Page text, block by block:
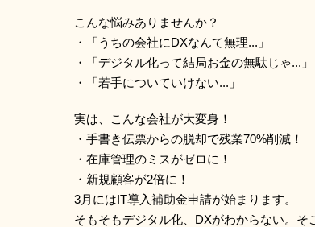
こんな悩みありませんか？
・「うちの会社にDXなんて無理...」
・「デジタル化って結局お金の無駄じゃ...」
・「若手についていけない...」
実は、こんな会社が大変身！
・手書き伝票からの脱却で残業70%削減！
・在庫管理のミスがゼロに！
・新規顧客が2倍に！
3月にはIT導入補助金申請が始まります。
そもそもデジタル化、DXがわからない。そ